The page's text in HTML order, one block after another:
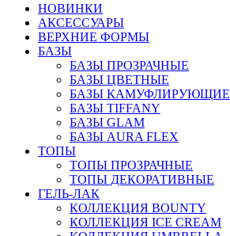
НОВИНКИ
АКСЕССУАРЫ
ВЕРХНИЕ ФОРМЫ
БАЗЫ
БАЗЫ ПРОЗРАЧНЫЕ
БАЗЫ ЦВЕТНЫЕ
БАЗЫ КАМУФЛИРУЮЩИЕ
БАЗЫ TIFFANY
БАЗЫ GLAM
БАЗЫ AURA FLEX
ТОПЫ
ТОПЫ ПРОЗРАЧНЫЕ
ТОПЫ ДЕКОРАТИВНЫЕ
ГЕЛЬ-ЛАК
КОЛЛЕКЦИЯ BOUNTY
КОЛЛЕКЦИЯ ICE CREAM